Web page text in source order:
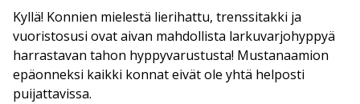
Kyllä! Konnien mielestä lierihattu, trenssitakki ja
vuoristosusi ovat aivan mahdollista larkuvarjohyppyä
harrastavan tahon hyppyvarustusta! Mustanaamion
epäonneksi kaikki konnat eivät ole yhtä helposti
puijattavissa.